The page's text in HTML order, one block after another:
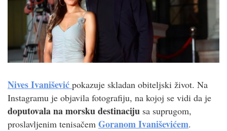
Nives Ivanišević pokazuje skladan obiteljski život. Na
Instagramu je objavila fotografiju, na kojoj se vidi da je
doputovala na morsku destinaciju sa suprugom,
proslavljenim tenisačem Goranom Ivaniševićem.